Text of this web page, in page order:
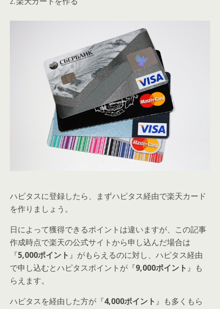
ハピタスに登録したら、まずハピタス経由で楽天カード
を作りましょう。
日によって獲得できるポイントは違いますが、この記事
作成時点で楽天の公式サイトから申し込んだ場合は
『5,000ポイント 』がもらえるのに対し、ハピタス経由
で申し込むとハピタスポイントが『9,000ポイント 』も
らえます。
ハピタスを経由した方が『4,000ポイント 』も多くもら